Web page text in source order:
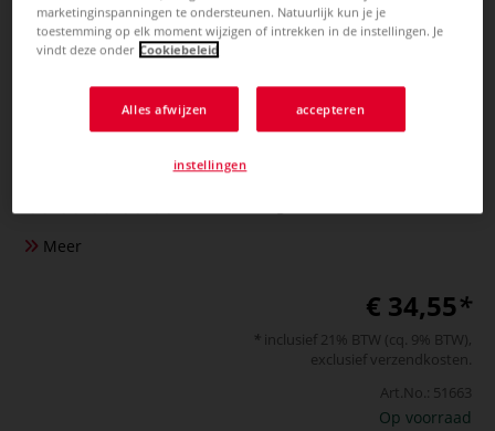
ART & GO | Maxi Collection Case
— for 220 pencils +
Meer
€ 34,55
inclusief 21% BTW (cq. 9% BTW),
exclusief verzendkosten
Art.No.:
51663
Op voorraad
marketinginspanningen te ondersteunen. Natuurlijk kun je je
toestemming op elk moment wijzigen of intrekken in de instellingen. Je
vindt deze onder Cookiebeleid
Alles afwijzen accepteren
instellingen